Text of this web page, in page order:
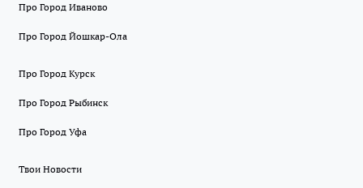
Про Город Иваново
Про Город Йошкар-Ола
Про Город Курск
Про Город Рыбинск
Про Город Уфа
Твои Новости